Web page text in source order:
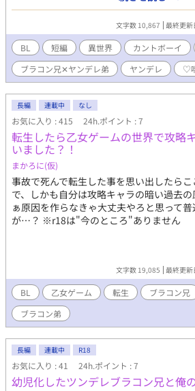
親相姦です。♡喘ぎです。 ※ムーンライト
文字数 10,867 最終更
BL 短編 異世界 カントボーイ
ブラコン兄✕ヤンデレ弟
ヤンデレ ♡
長編 連載中 なし
お気に入り : 415 24h.ポイント : 7
転生したら乙女ゲームの世界で攻略
いました？！
まかろに(仮)
事故で死んで転生した事を思い出したら
で、しかも自分は攻略キャラの暗い過去
ぁ原因を作らなきゃ大丈夫やろと思って
が…？ ※r18は"今のところ"ありません
文字数 19,085 最終更
BL 乙女ゲーム 転生 ブラコン兄
ブラコン弟
長編 連載中 R18
お気に入り : 41 24h.ポイント : 7
幼児化したツンデレブラコン兄と俺